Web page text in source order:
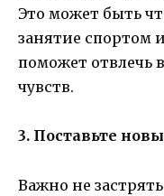
Это может быть
занятие спортом
поможет отвлечь
чувств.
3. Поставьте
Важно не